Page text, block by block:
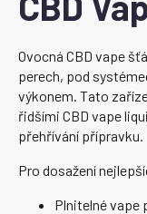
Ovocná CBD vape
perech, pod
výkonem. Tato
řidšími CBD vape
přehřívání přípravku.
Pro dosažení
Plnitelné vape